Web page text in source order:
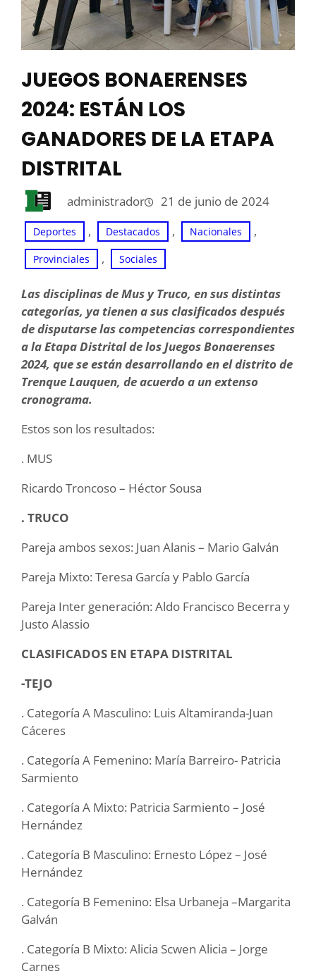
JUEGOS BONAERENSES
2024: ESTÁN LOS
GANADORES DE LA ETAPA
DISTRITAL
administrador 21 de junio de 2024
Deportes , Destacados , Nacionales ,
Provinciales , Sociales
Las disciplinas de Mus y Truco, en sus distintas
categorías, ya tienen a sus clasificados después
de disputarse las competencias correspondientes
a la Etapa Distrital de los Juegos Bonaerenses
2024, que se están desarrollando en el distrito de
Trenque Lauquen, de acuerdo a un extenso
cronograma.
Estos son los resultados:
. MUS
Ricardo Troncoso – Héctor Sousa
. TRUCO
Pareja ambos sexos: Juan Alanis – Mario Galván
Pareja Mixto: Teresa García y Pablo García
Pareja Inter generación: Aldo Francisco Becerra y
Justo Alassio
CLASIFICADOS EN ETAPA DISTRITAL
-TEJO
. Categoría A Masculino: Luis Altamiranda-Juan
Cáceres
. Categoría A Femenino: María Barreiro- Patricia
Sarmiento
. Categoría A Mixto: Patricia Sarmiento – José
Hernández
. Categoría B Masculino: Ernesto López – José
Hernández
. Categoría B Femenino: Elsa Urbaneja –Margarita
Galván
. Categoría B Mixto: Alicia Scwen Alicia – Jorge
Carnes